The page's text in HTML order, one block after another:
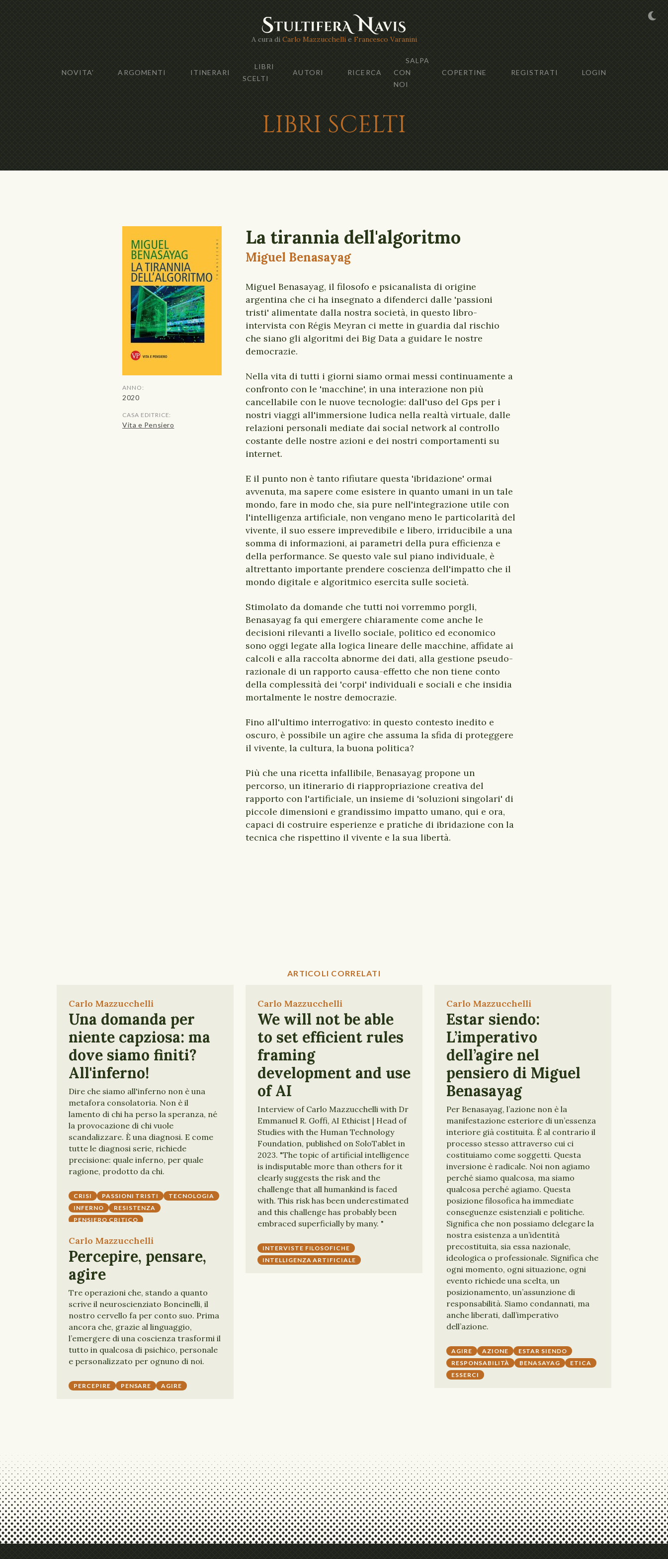
A cura di Carlo Mazzucchellie Francesco Varanini
NOVITA' ARGOMENTI ITINERARI
LIBRI
SCELTI
AUTORI RICERCA
SALPA
CON
NOI
COPERTINE REGISTRATI LOGIN
LIBRI SCELTI
ANNO:
2020
CASA EDITRICE:
Vita e Pensiero
La tirannia dell'algoritmo
Miguel Benasayag
Miguel Benasayag, il filosofo e psicanalista di origine
argentina che ci ha insegnato a difenderci dalle 'passioni
tristi' alimentate dalla nostra società, in questo libro-
intervista con Régis Meyran ci mette in guardia dal rischio
che siano gli algoritmi dei Big Data a guidare le nostre
democrazie.
Nella vita di tutti i giorni siamo ormai messi continuamente a
confronto con le 'macchine', in una interazione non più
cancellabile con le nuove tecnologie: dall'uso del Gps per i
nostri viaggi all'immersione ludica nella realtà virtuale, dalle
relazioni personali mediate dai social network al controllo
costante delle nostre azioni e dei nostri comportamenti su
internet.
E il punto non è tanto rifiutare questa 'ibridazione' ormai
avvenuta, ma sapere come esistere in quanto umani in un tale
mondo, fare in modo che, sia pure nell'integrazione utile con
l'intelligenza artificiale, non vengano meno le particolarità del
vivente, il suo essere imprevedibile e libero, irriducibile a una
somma di informazioni, ai parametri della pura efficienza e
della performance. Se questo vale sul piano individuale, è
altrettanto importante prendere coscienza dell'impatto che il
mondo digitale e algoritmico esercita sulle società.
Stimolato da domande che tutti noi vorremmo porgli,
Benasayag fa qui emergere chiaramente come anche le
decisioni rilevanti a livello sociale, politico ed economico
sono oggi legate alla logica lineare delle macchine, affidate ai
calcoli e alla raccolta abnorme dei dati, alla gestione pseudo-
razionale di un rapporto causa-effetto che non tiene conto
della complessità dei 'corpi' individuali e sociali e che insidia
mortalmente le nostre democrazie.
Fino all'ultimo interrogativo: in questo contesto inedito e
oscuro, è possibile un agire che assuma la sfida di proteggere
il vivente, la cultura, la buona politica?
Più che una ricetta infallibile, Benasayag propone un
percorso, un itinerario di riappropriazione creativa del
rapporto con l'artificiale, un insieme di 'soluzioni singolari' di
piccole dimensioni e grandissimo impatto umano, qui e ora,
capaci di costruire esperienze e pratiche di ibridazione con la
tecnica che rispettino il vivente e la sua libertà.
ARTICOLI CORRELATI
Carlo Mazzucchelli
Una domanda per
niente capziosa: ma
dove siamo finiti?
All'inferno!
Dire che siamo all'inferno non è una
metafora consolatoria. Non è il
lamento di chi ha perso la speranza, né
la provocazione di chi vuole
scandalizzare. È una diagnosi. E come
tutte le diagnosi serie, richiede
precisione: quale inferno, per quale
ragione, prodotto da chi.
CRISI PASSIONI TRISTI
TECNOLOGIA
INFERNO
RESISTENZA
PENSIERO CRITICO
Carlo Mazzucchelli
We will not be able
to set efficient rules
framing
development and use
of AI
Interview of Carlo Mazzucchelli with Dr
Emmanuel R. Goffi, AI Ethicist | Head of
Studies with the Human Technology
Foundation, published on SoloTablet in
2023. "The topic of artificial intelligence
is indisputable more than others for it
clearly suggests the risk and the
challenge that all humankind is faced
with. This risk has been underestimated
and this challenge has probably been
embraced superficially by many. "
INTERVISTE FILOSOFICHE
INTELLIGENZA ARTIFICIALE
Carlo Mazzucchelli
Estar siendo:
L’imperativo
dell’agire nel
pensiero di Miguel
Benasayag
Per Benasayag, l’azione non è la
manifestazione esteriore di un’essenza
interiore già costituita. È al contrario il
processo stesso attraverso cui ci
costituiamo come soggetti. Questa
inversione è radicale. Noi non agiamo
perché siamo qualcosa, ma siamo
qualcosa perché agiamo. Questa
posizione filosofica ha immediate
conseguenze esistenziali e politiche.
Significa che non possiamo delegare la
nostra esistenza a un’identità
precostituita, sia essa nazionale,
ideologica o professionale. Significa che
ogni momento, ogni situazione, ogni
evento richiede una scelta, un
posizionamento, un’assunzione di
responsabilità. Siamo condannati, ma
anche liberati, dall’imperativo
dell’azione.
AGIRE AZIONE
ESTAR SIENDO
RESPONSABILITÀ
BENASAYAG
ETICA
ESSERCI
Carlo Mazzucchelli
Percepire, pensare,
agire
Tre operazioni che, stando a quanto
scrive il neuroscienziato Boncinelli, il
nostro cervello fa per conto suo. Prima
ancora che, grazie al linguaggio,
l’emergere di una coscienza trasformi il
tutto in qualcosa di psichico, personale
e personalizzato per ognuno di noi.
PERCEPIRE PENSARE AGIRE